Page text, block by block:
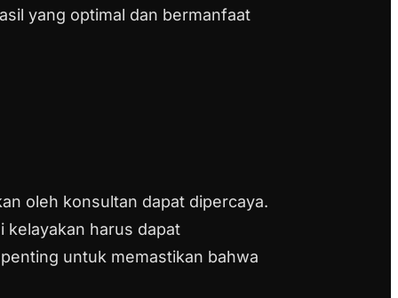
yang optimal dan bermanfaat
oleh konsultan dapat dipercaya.
kelayakan harus dapat
untuk memastikan bahwa